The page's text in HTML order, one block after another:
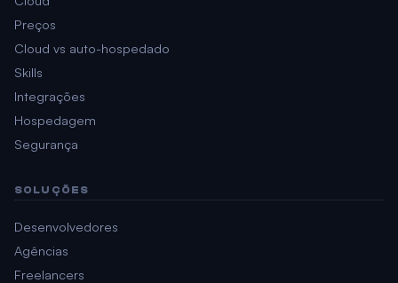
Preços
Cloud vs auto-hospedado
Skills
Integrações
Hospedagem
Segurança
SOLUÇÕES
Desenvolvedores
Agências
Freelancers